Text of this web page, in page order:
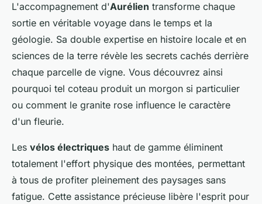
L'accompagnement d'Aurélien transforme chaque
sortie en véritable voyage dans le temps et la
géologie. Sa double expertise en histoire locale et en
sciences de la terre révèle les secrets cachés derrière
chaque parcelle de vigne. Vous découvrez ainsi
pourquoi tel coteau produit un morgon si particulier
ou comment le granite rose influence le caractère
d'un fleurie.
Les vélos électriques haut de gamme éliminent
totalement l'effort physique des montées, permettant
à tous de profiter pleinement des paysages sans
fatigue. Cette assistance précieuse libère l'esprit pour